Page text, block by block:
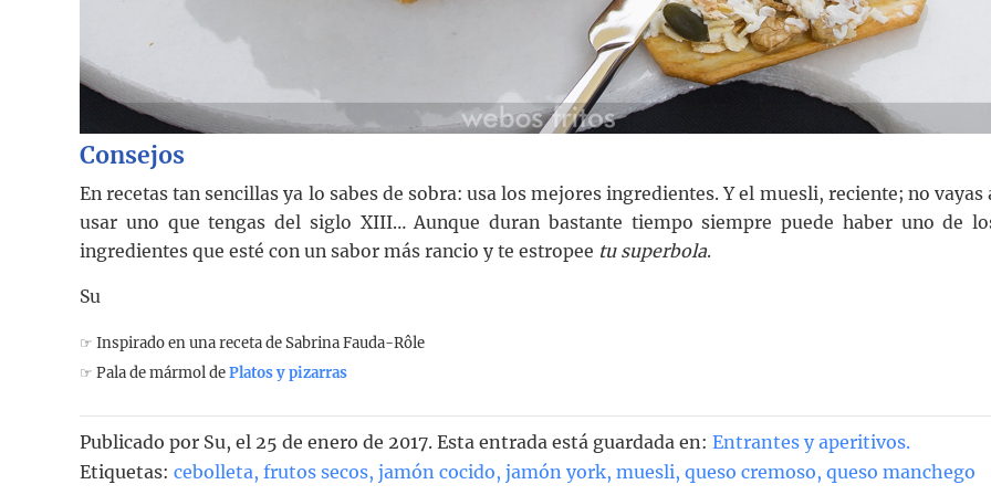
Consejos
En recetas tan sencillas ya lo sabes de sobra: usa los mejores ingredientes. Y el muesli, reciente; no vayas
usar uno que tengas del siglo XIII… Aunque duran bastante tiempo siempre puede haber uno de
ingredientes que esté con un sabor más rancio y te estropee tu superbola.
Su
☞ Inspirado en una receta de Sabrina Fauda-Rôle
☞ Pala de mármol dePlatos y pizarras
Publicado por Su, el 25 de enero de 2017. Esta entrada está guardada en: Entrantes y aperitivos.
Etiquetas: cebolleta, frutos secos, jamón cocido, jamón york, muesli, queso cremoso, queso manchego